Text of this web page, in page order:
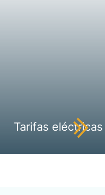
Tarifas eléctricas